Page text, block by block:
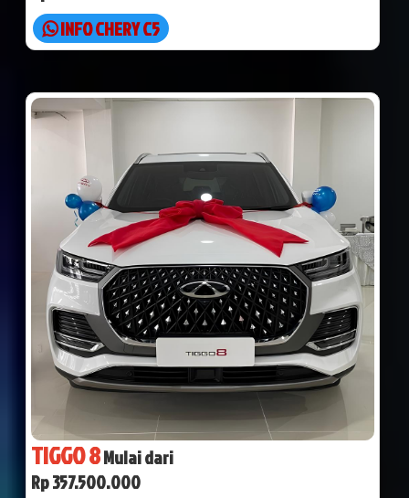
INFO CHERY C5
TIGGO 8Mulai dari
Rp 357.500.000